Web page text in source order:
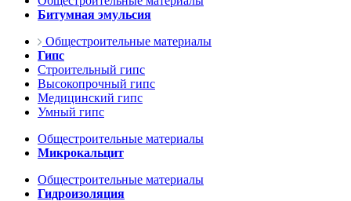
Битумная эмульсия
Общестроительные материалы
Гипс
Строительный гипс
Высокопрочный гипс
Медицинский гипс
Умный гипс
Общестроительные материалы
Микрокальцит
Общестроительные материалы
Гидроизоляция